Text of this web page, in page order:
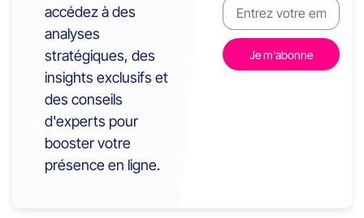
accédez à des
analyses
stratégiques, des
insights exclusifs et
des conseils
d'experts pour
booster votre
présence en ligne.